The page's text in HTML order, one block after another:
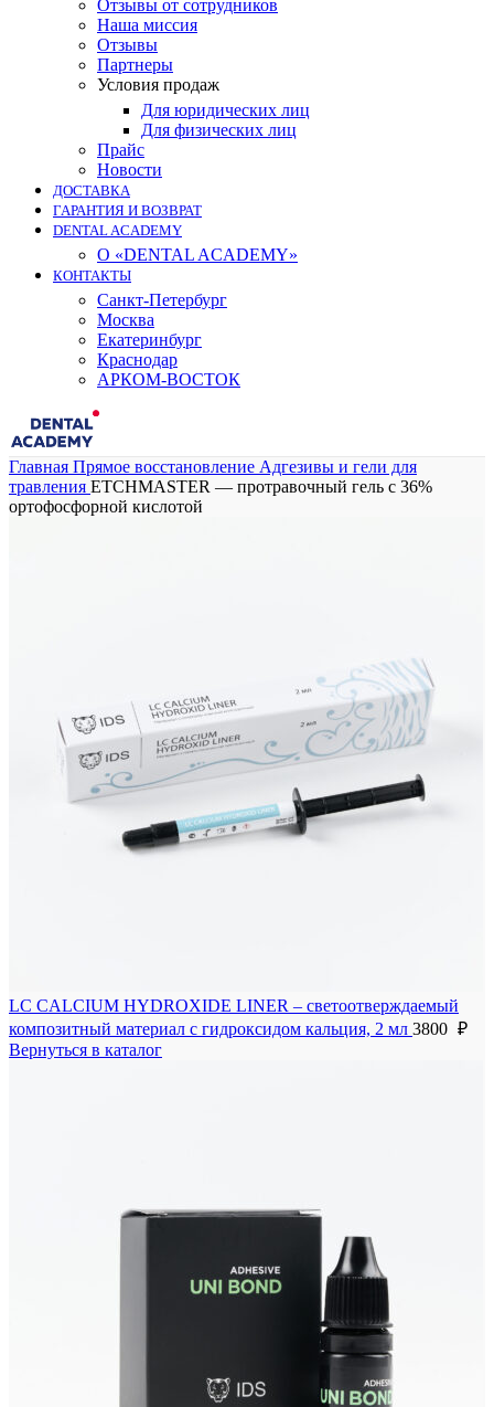
Отзывы от сотрудников
Наша миссия
Отзывы
Партнеры
Условия продаж
Для юридических лиц
Для физических лиц
Прайс
Новости
ДОСТАВКА
ГАРАНТИЯ И ВОЗВРАТ
DENTAL ACADEMY
О «DENTAL ACADEMY»
КОНТАКТЫ
Санкт-Петербург
Москва
Екатеринбург
Краснодар
АРКОМ-ВОСТОК
Главная Прямое восстановление Адгезивы и гели для
травления ETCHMASTER — протравочный гель c 36%
ортофосфорной кислотой
LC CALCIUM HYDROXIDE LINER – светоотверждаемый
композитный материал с гидроксидом кальция, 2 мл 3800 ₽
Вернуться в каталог